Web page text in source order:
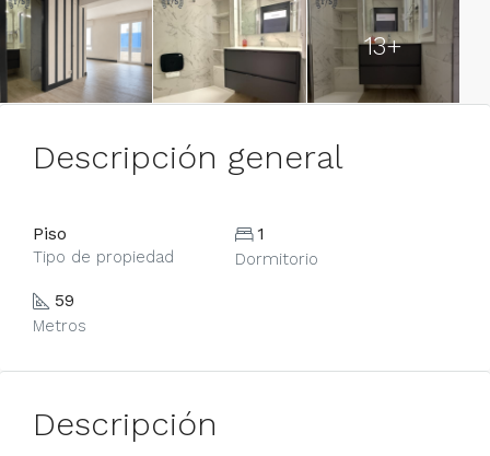
13+
Descripción general
Piso
Tipo de propiedad
1
Dormitorio
59
Metros
Descripción